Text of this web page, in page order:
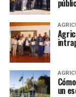
un